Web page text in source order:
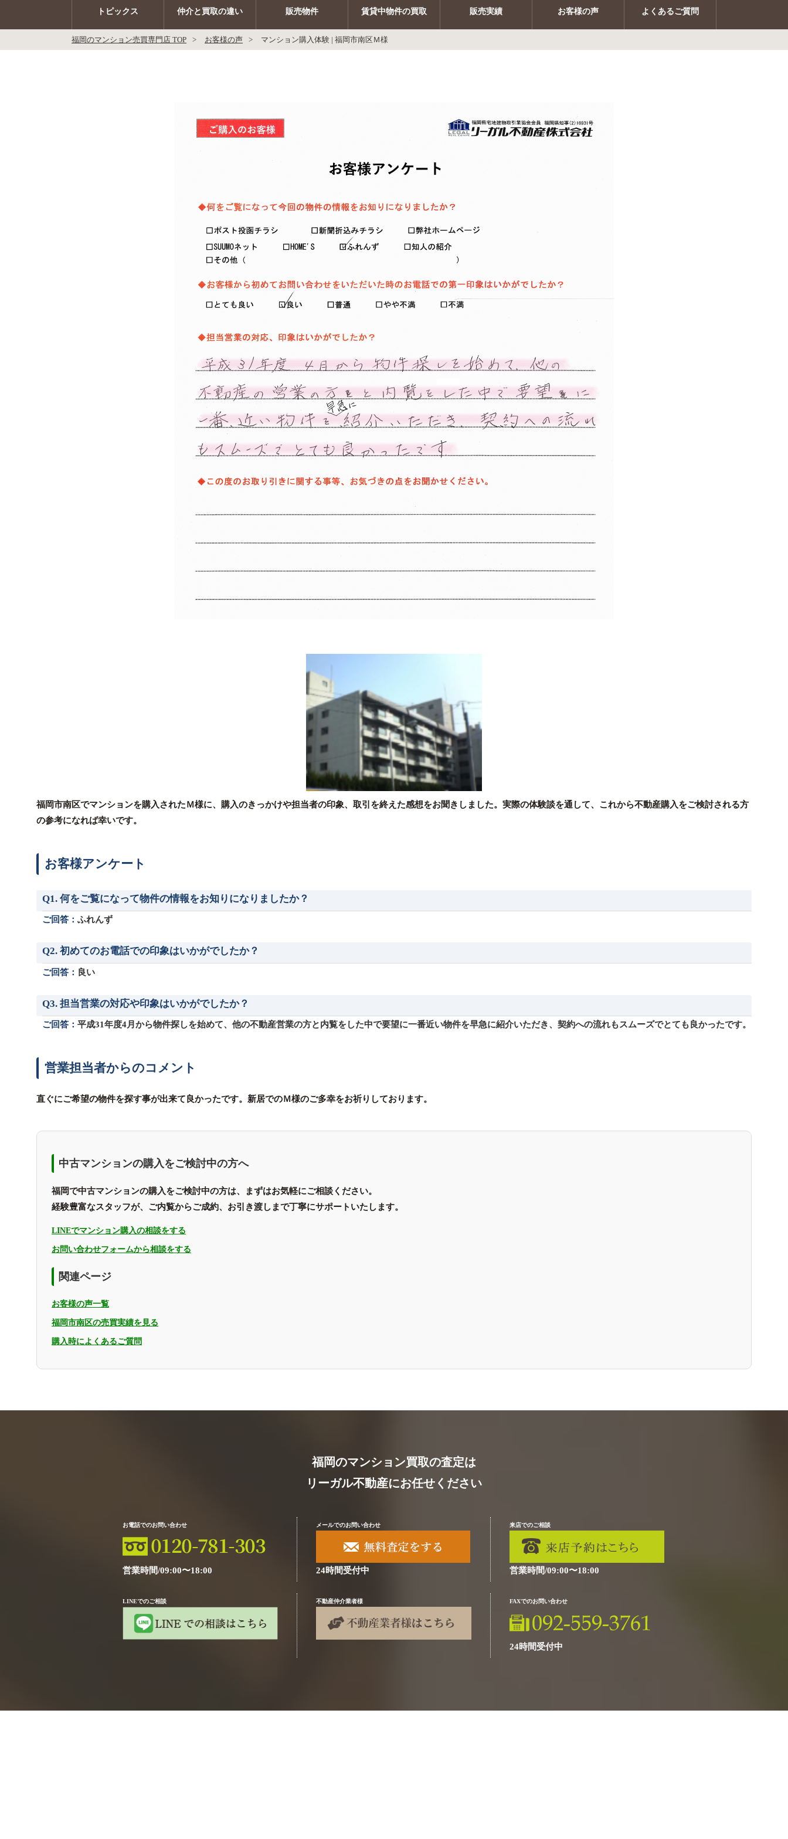
トピックス 仲介と買取の違い 販売物件 賃貸中物件の買取 販売実績 お客様の声 よくあるご質問
福岡のマンション売買専門店 TOP お客様の声 マンション購入体験 | 福岡市南区Ｍ様
福岡市南区でマンションを購入されたＭ様に、購入のきっかけや担当者の印象、取引を終えた感想をお聞きしました。実際の体験談を通して、これから不動産購入をご検討される方
の参考になれば幸いです。
お客様アンケート
Q1. 何をご覧になって物件の情報をお知りになりましたか？
ご回答： ふれんず
Q2. 初めてのお電話での印象はいかがでしたか？
ご回答： 良い
Q3. 担当営業の対応や印象はいかがでしたか？
ご回答： 平成31年度4月から物件探しを始めて、他の不動産営業の方と内覧をした中で要望に一番近い物件を早急に紹介いただき、契約への流れもスムーズでとても良かったです。
営業担当者からのコメント
直ぐにご希望の物件を探す事が出来て良かったです。新居でのＭ様のご多幸をお祈りしております。
中古マンションの購入をご検討中の方へ
福岡で中古マンションの購入をご検討中の方は、まずはお気軽にご相談ください。
経験豊富なスタッフが、ご内覧からご成約、お引き渡しまで丁寧にサポートいたします。
LINEでマンション購入の相談をする
お問い合わせフォームから相談をする
関連ページ
お客様の声一覧
福岡市南区の売買実績を見る
購入時によくあるご質問
福岡のマンション買取の査定は
リーガル不動産にお任せください
お電話でのお問い合わせ
営業時間/09:00〜18:00
メールでのお問い合わせ
24時間受付中
来店でのご相談
営業時間/09:00〜18:00
LINEでのご相談 不動産仲介業者様 FAXでのお問い合わせ
24時間受付中